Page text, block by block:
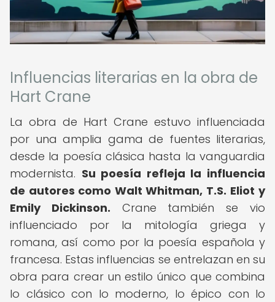
Influencias literarias en la obra de
Hart Crane
La obra de Hart Crane estuvo influenciada
por una amplia gama de fuentes literarias,
desde la poesía clásica hasta la vanguardia
modernista. Su poesía refleja la influencia
de autores como Walt Whitman, T.S. Eliot y
Emily Dickinson. Crane también se vio
influenciado por la mitología griega y
romana, así como por la poesía española y
francesa. Estas influencias se entrelazan en su
obra para crear un estilo único que combina
lo clásico con lo moderno, lo épico con lo